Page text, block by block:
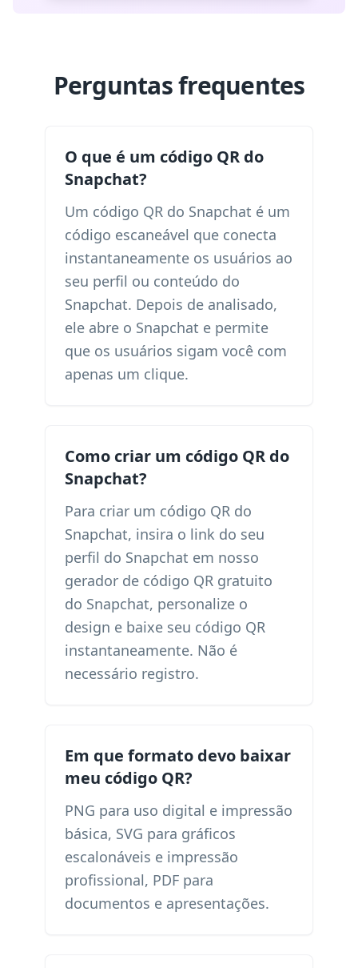
Perguntas frequentes
O que é um código QR do
Snapchat?
Um código QR do Snapchat é um
código escaneável que conecta
instantaneamente os usuários ao
seu perfil ou conteúdo do
Snapchat. Depois de analisado,
ele abre o Snapchat e permite
que os usuários sigam você com
apenas um clique.
Como criar um código QR do
Snapchat?
Para criar um código QR do
Snapchat, insira o link do seu
perfil do Snapchat em nosso
gerador de código QR gratuito
do Snapchat, personalize o
design e baixe seu código QR
instantaneamente. Não é
necessário registro.
Em que formato devo baixar
meu código QR?
PNG para uso digital e impressão
básica, SVG para gráficos
escalonáveis ​​e impressão
profissional, PDF para
documentos e apresentações.